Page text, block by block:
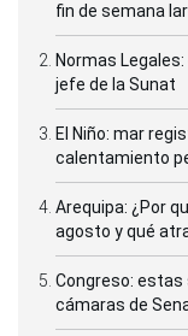
fin de semana
Normas
jefe de la Sunat
El Niño: mar
calentamiento
Arequipa: ¿Por
agosto y qué
Congreso:
cámaras de